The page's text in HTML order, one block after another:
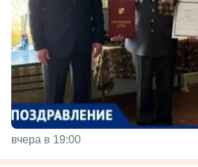
вчера в 19:00